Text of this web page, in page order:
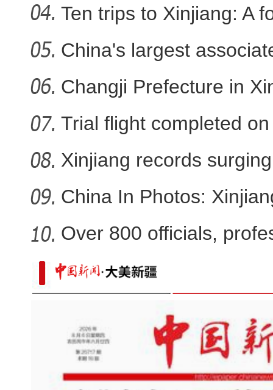
Ten trips to Xinjiang: A
China's largest
sta
Changji Prefecture in
Trial flight completed
Xinjiang records
China In Photos:
Over 800 officials,